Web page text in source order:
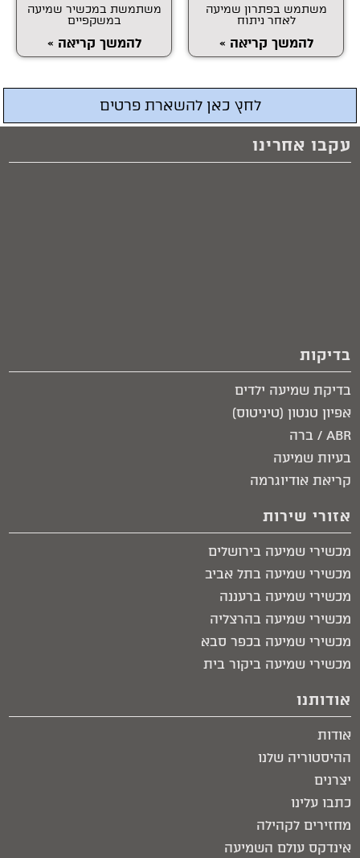
משתמש בפתרון שמיעה
לאחר ניתוח
להמשך קריאה »
משתמשת במכשיר שמיעה
במשקפיים
להמשך קריאה »
לחץ כאן להשארת פרטים
עקבו אחרינו
בדיקות
בדיקת שמיעה ילדים
אפיון טנטון (טיניטוס)
ABR / ברה
בעיות שמיעה
קריאת אודיוגרמה
אזורי שירות
מכשירי שמיעה בירושלים​
מכשירי שמיעה בתל אביב​
מכשירי שמיעה ברעננה
מכשירי שמיעה בהרצליה
מכשירי שמיעה בכפר סבא
מכשירי שמיעה ביקור בית​
אודותנו
אודות
ההיסטוריה שלנו
יצרנים
כתבו עלינו
מחזירים לקהילה
אינדקס עולם השמיעה